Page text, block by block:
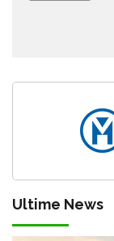
Ultime News